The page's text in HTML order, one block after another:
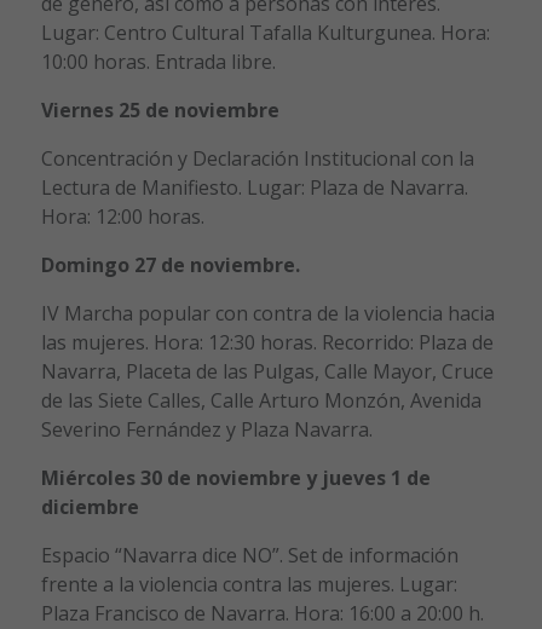
Lugar: Centro Cultural Tafalla Kulturgunea. Hora:
10:00 horas. Entrada libre.
Viernes 25 de noviembre
Concentración y Declaración Institucional con la
Lectura de Manifiesto. Lugar: Plaza de Navarra.
Hora: 12:00 horas.
Domingo 27 de noviembre.
IV Marcha popular con contra de la violencia hacia
las mujeres. Hora: 12:30 horas. Recorrido: Plaza de
Navarra, Placeta de las Pulgas, Calle Mayor, Cruce
de las Siete Calles, Calle Arturo Monzón, Avenida
Severino Fernández y Plaza Navarra.
Miércoles 30 de noviembre y jueves 1 de
diciembre
Espacio “Navarra dice NO”. Set de información
frente a la violencia contra las mujeres. Lugar:
Plaza Francisco de Navarra. Hora: 16:00 a 20:00 h.